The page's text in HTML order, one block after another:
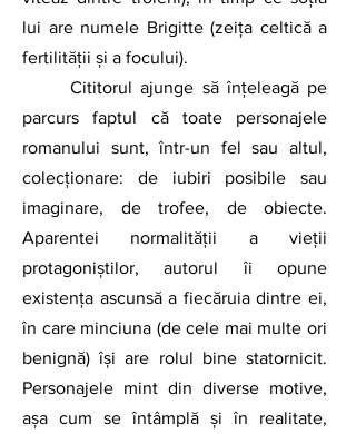
lui are numele Brigitte (zeița celtică a
fertilității și a focului).
	Cititorul ajunge să înțeleagă pe
parcurs faptul că toate personajele
romanului sunt, într-un fel sau altul,
colecționare: de iubiri posibile sau
imaginare, de trofee, de obiecte.
Aparentei normalității a vieții
protagoniștilor, autorul îi opune
existența ascunsă a fiecăruia dintre ei,
în care minciuna (de cele mai multe ori
benignă) își are rolul bine statornicit.
Personajele mint din diverse motive,
așa cum se întâmplă și în realitate,